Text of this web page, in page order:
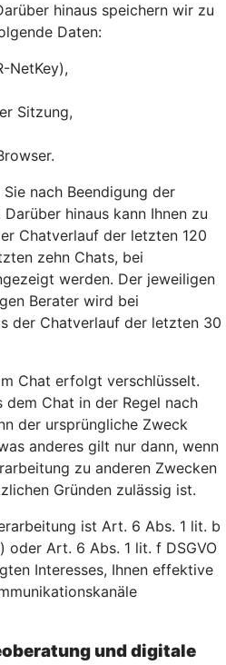
hinaus speichern wir zu
Daten:
NetKey),
Sitzung,
nach Beendigung der
hinaus kann Ihnen zu
Chatverlauf der letzten 120
zehn Chats, bei
werden. Der jeweiligen
Berater wird bei
der Chatverlauf der letzten 30
Chat erfolgt verschlüsselt.
dem Chat in der Regel nach
der ursprüngliche Zweck
anderes gilt nur dann, wenn
zu anderen Zwecken
Gründen zulässig ist.
ist Art. 6 Abs. 1 lit. b
oder Art. 6 Abs. 1 lit. f DSGVO
Interesses, Ihnen effektive
und digitale